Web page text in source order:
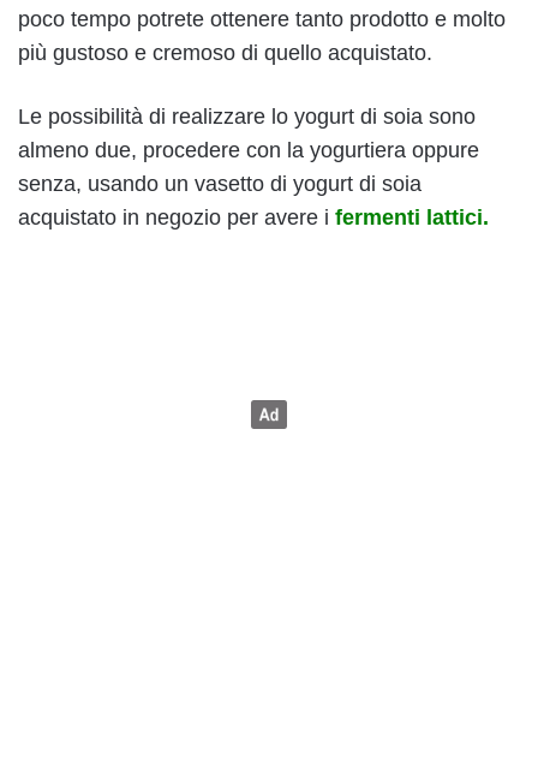
poco tempo potrete ottenere tanto prodotto e molto
più gustoso e cremoso di quello acquistato.
Le possibilità di realizzare lo yogurt di soia sono
almeno due, procedere con la yogurtiera oppure
senza, usando un vasetto di yogurt di soia
acquistato in negozio per avere i fermenti lattici.